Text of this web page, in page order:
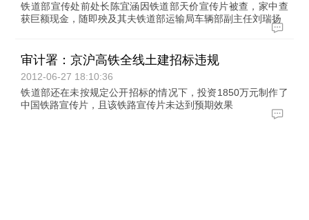
铁道部宣传处前处长陈宜涵因铁道部天价宣传片被查，家中查
获巨额现金，随即殃及其夫铁道部运输局车辆部副主任刘瑞扬
审计署：京沪高铁全线土建招标违规
2012-06-27 18:10:36
铁道部还在未按规定公开招标的情况下，投资1850万元制作了
中国铁路宣传片，且该铁路宣传片未达到预期效果